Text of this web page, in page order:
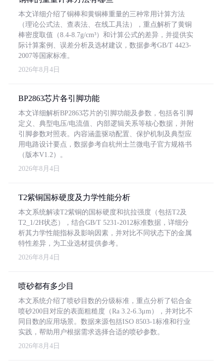
本文详细介绍了铜棒和黄铜棒重量的三种常用计算方法
（理论公式法、查表法、在线工具法），重点解析了黄铜
棒密度取值（8.4-8.7g/cm³）和计算公式的差异，并提供实
际计算案例、误差分析及选材建议，数据参考GB/T 4423-
2007等国家标准。
2026年8月4日
BP2863芯片各引脚功能
本文详细解析BP2863芯片的引脚功能及参数，包括各引脚
定义、典型电压/电流值、内部逻辑关系等核心数据，并附
引脚参数对照表。内容涵盖驱动配置、保护机制及典型应
用电路设计要点，数据参考自杭州士兰微电子官方规格书
（版本V1.2）。
2026年8月4日
T2紫铜国标硬度及力学性能分析
本文系统解读T2紫铜的国标硬度和抗拉强度（包括T2及
T2_1/2H状态），结合GB/T 5231-2012标准数据，详细分
析其力学性能指标及影响因素，并对比不同状态下的金属
特性差异，为工业选材提供参考。
2026年8月4日
喷砂都有多少目
本文系统介绍了喷砂目数的分级标准，重点分析了铝合金
喷砂200目对应的表面粗糙度（Ra 3.2-6.3μm），并对比不
同目数的应用场景。数据来源包括ISO 8503-1标准和行业
实践，帮助用户根据需求选择合适的喷砂参数。
2026年8月4日